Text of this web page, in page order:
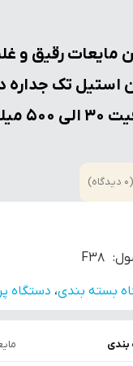
مایعات رقیق و
استیل تک جداره
عمودی
(0 دیدگاه)
F38
بسته بندی، دستگاه
بندی